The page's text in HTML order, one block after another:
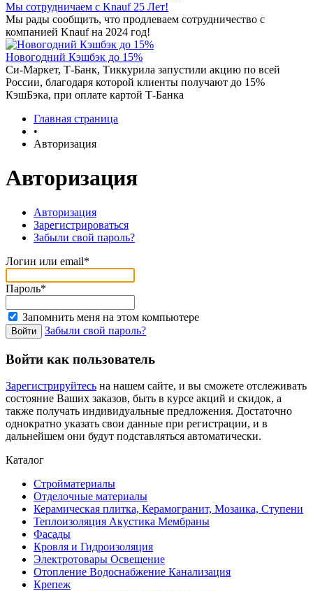
Мы сотрудничаем с Knauf 25 Лет!
Мы рады сообщить, что продлеваем сотрудничество с
компанией Knauf на 2024 год!
Новогодний Кэшбэк до 15%
Си-Маркет, Т-Банк, Тиккурила запустили акцию по всей
России, благодаря которой клиенты получают до 15%
КэшБэка, при оплате картой Т-Банка
Главная страница
•
Авторизация
Авторизация
Авторизация
Зарегистрироваться
Забыли свой пароль?
Логин или email*
Пароль*
Запомнить меня на этом компьютере
Забыли свой пароль?
Войти как пользователь
Зарегистрируйтесь на нашем сайте, и вы сможете отслеживать
состояние Ваших заказов, быть в курсе акций и скидок, а
также получать индивидуальные предложения. Достаточно
однократно указать свои данные при регистрации, и в
дальнейшем они будут подставляться автоматически.
Каталог
Стройматериалы
Отделочные материалы
Керамическая плитка, Керамогранит, Мозаика, Ступени
Теплоизоляция Акустика Мембраны
Фасады
Кровля и Гидроизоляция
Электротовары Освещение
Отопление Водоснабжение Канализация
Крепеж